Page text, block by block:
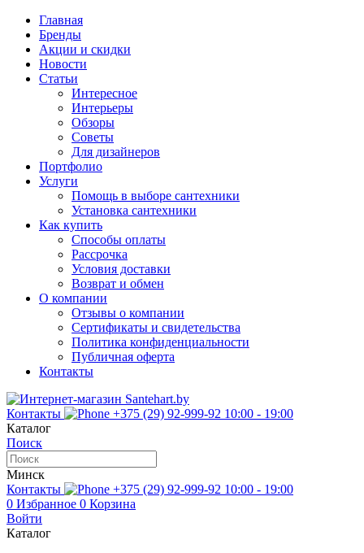
Главная
Бренды
Акции и скидки
Новости
Статьи
Интересное
Интерьеры
Обзоры
Советы
Для дизайнеров
Портфолио
Услуги
Помощь в выборе сантехники
Установка сантехники
Как купить
Способы оплаты
Рассрочка
Условия доставки
Возврат и обмен
О компании
Отзывы о компании
Сертификаты и свидетельства
Политика конфиденциальности
Публичная оферта
Контакты
Контакты +375 (29) 92-999-92 10:00 - 19:00
Каталог
Поиск
Минск
Контакты
+375 (29) 92-999-92 10:00 - 19:00
0 Избранное 0 Корзина
Войти
Каталог